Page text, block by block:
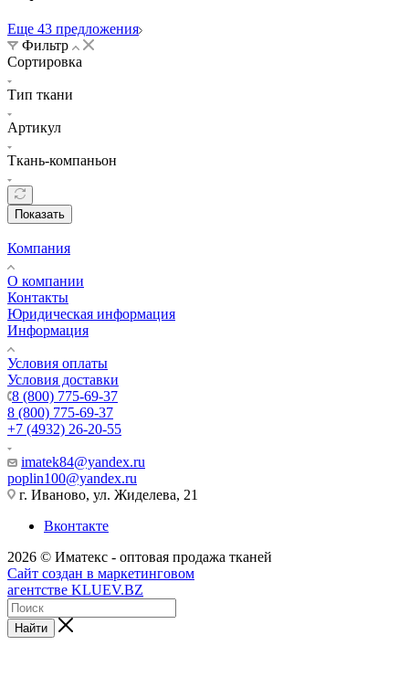
Еще 43 предложения
Фильтр
Сортировка
Тип ткани
Артикул
Ткань-компаньон
Показать
Компания
О компании
Контакты
Юридическая информация
Информация
Условия оплаты
Условия доставки
8 (800) 775-69-37
8 (800) 775-69-37
+7 (4932) 26-20-55
imatek84@yandex.ru
poplin100@yandex.ru
г. Иваново, ул. Жиделева, 21
Вконтакте
2026 © Иматекс - оптовая продажа тканей
Сайт создан в маркетинговом
агентстве KLUEV.BZ
Найти